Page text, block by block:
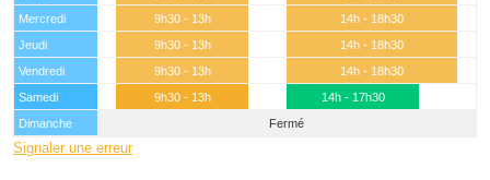
Mercredi
9h30 - 13h
14h - 18h30
Jeudi
9h30 - 13h
14h - 18h30
Vendredi
9h30 - 13h
14h - 18h30
Samedi
9h30 - 13h
14h - 17h30
Dimanche
Fermé
Signaler une erreur